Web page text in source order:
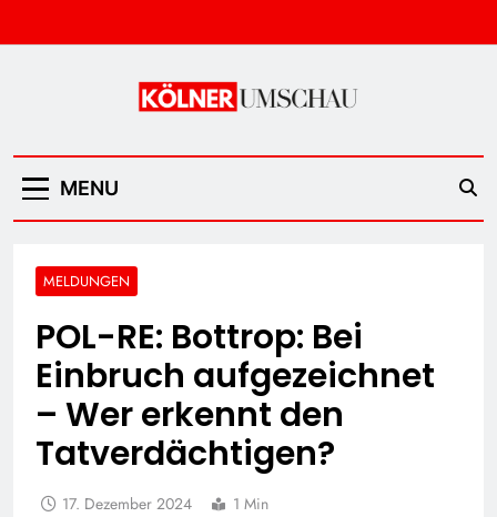
to
Kölner Umschau
MENU
MELDUNGEN
POL-RE: Bottrop: Bei
Einbruch aufgezeichnet
– Wer erkennt den
Tatverdächtigen?
17. Dezember 2024 1 Min